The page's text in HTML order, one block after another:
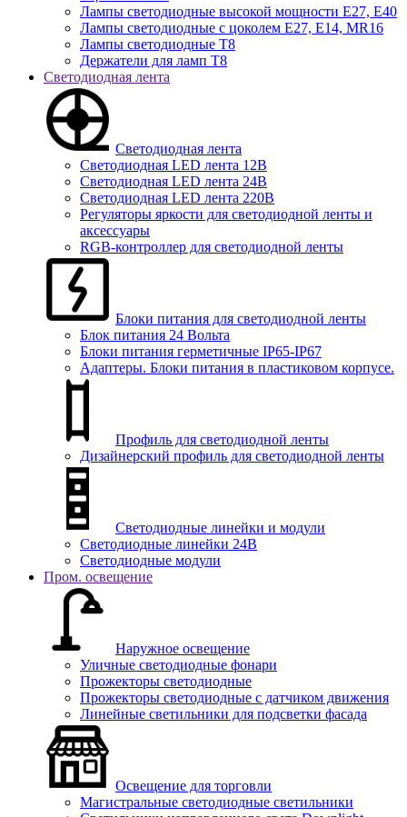
Лампы светодиодные высокой мощности Е27, Е40
Лампы светодиодные с цоколем Е27, Е14, MR16
Лампы светодиодные Т8
Держатели для ламп T8
Светодиодная лента
Светодиодная лента
Светодиодная LED лента 12В
Светодиодная LED лента 24В
Светодиодная LED лента 220В
Регуляторы яркости для светодиодной ленты и
аксессуары
RGB-контроллер для светодиодной ленты
Блоки питания для светодиодной ленты
Блок питания 24 Вольта
Блоки питания герметичные IP65-IP67
Адаптеры. Блоки питания в пластиковом корпусе.
Профиль для светодиодной ленты
Дизайнерский профиль для светодиодной ленты
Светодиодные линейки и модули
Светодиодные линейки 24В
Светодиодные модули
Пром. освещение
Наружное освещение
Уличные светодиодные фонари
Прожекторы светодиодные
Прожекторы светодиодные с датчиком движения
Линейные светильники для подсветки фасада
Освещение для торговли
Магистральные светодиодные светильники